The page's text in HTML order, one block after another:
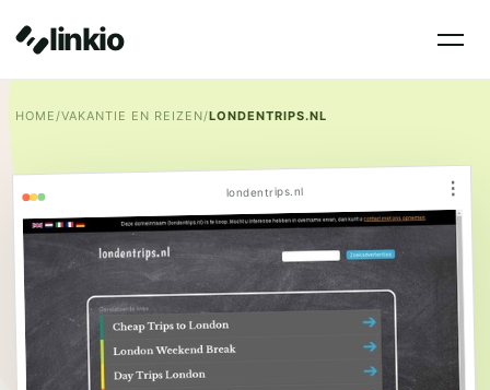
linkio
HOME/VAKANTIE EN REIZEN/LONDENTRIPS.NL
londentrips.nl ⋮